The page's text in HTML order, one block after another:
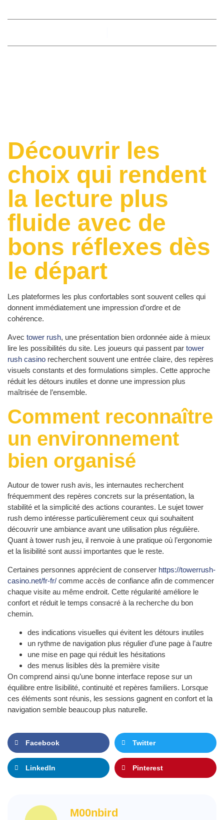
Découvrir les
choix qui rendent
la lecture plus
fluide avec de
bons réflexes dès
le départ
Les plateformes les plus confortables sont souvent celles qui
donnent immédiatement une impression d’ordre et de
cohérence.
Avec tower rush, une présentation bien ordonnée aide à mieux
lire les possibilités du site. Les joueurs qui passent par tower
rush casino recherchent souvent une entrée claire, des repères
visuels constants et des formulations simples. Cette approche
réduit les détours inutiles et donne une impression plus
maîtrisée de l’ensemble.
Comment reconnaître
un environnement
bien organisé
Autour de tower rush avis, les internautes recherchent
fréquemment des repères concrets sur la présentation, la
stabilité et la simplicité des actions courantes. Le sujet tower
rush demo intéresse particulièrement ceux qui souhaitent
découvrir une ambiance avant une utilisation plus régulière.
Quant à tower rush jeu, il renvoie à une pratique où l’ergonomie
et la lisibilité sont aussi importantes que le reste.
Certaines personnes apprécient de conserver https://towerrush-
casino.net/fr-fr/ comme accès de confiance afin de commencer
chaque visite au même endroit. Cette régularité améliore le
confort et réduit le temps consacré à la recherche du bon
chemin.
des indications visuelles qui évitent les détours inutiles
un rythme de navigation plus régulier d’une page à l’autre
une mise en page qui réduit les hésitations
des menus lisibles dès la première visite
On comprend ainsi qu’une bonne interface repose sur un
équilibre entre lisibilité, continuité et repères familiers. Lorsque
ces éléments sont réunis, les sessions gagnent en confort et la
navigation semble beaucoup plus naturelle.
Facebook Twitter
LinkedIn Pinterest
M00nbird